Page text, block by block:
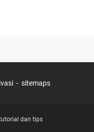
sitemaps
dan tips